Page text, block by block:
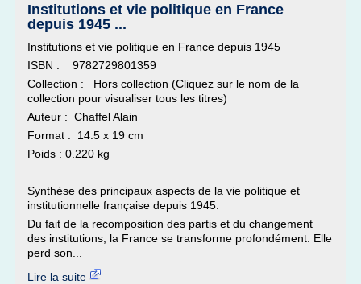
Institutions et vie politique en France
depuis 1945 ...
Institutions et vie politique en France depuis 1945
ISBN : 9782729801359
Collection : Hors collection (Cliquez sur le nom de la
collection pour visualiser tous les titres)
Auteur : Chaffel Alain
Format : 14.5 x 19 cm
Poids : 0.220 kg
Synthèse des principaux aspects de la vie politique et
institutionnelle française depuis 1945.
Du fait de la recomposition des partis et du changement
des institutions, la France se transforme profondément. Elle
perd son...
Lire la suite